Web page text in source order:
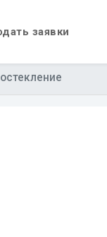
заявки